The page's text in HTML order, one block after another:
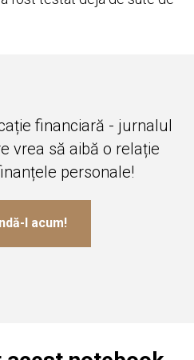
financiară - jurnalul
vrea să aibă o relație
personale!
l acum!